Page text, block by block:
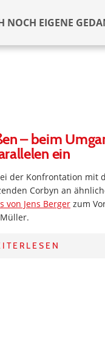
NOCH EIGENE
– beim
ein
der Konfrontation mit
Corbyn an
von Jens Berger zum